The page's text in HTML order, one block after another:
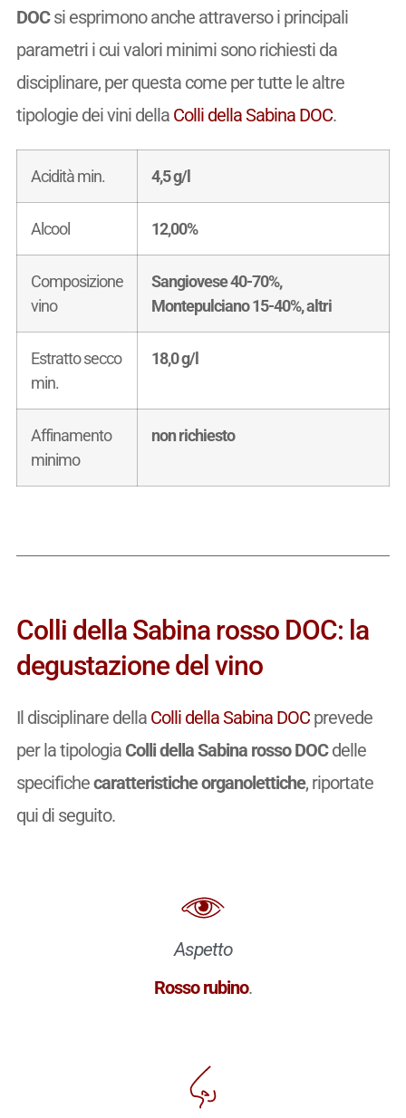
DOCsi esprimono anche attraverso i principali
parametri i cui valori minimi sono richiesti da
disciplinare, per questa come per tutte le altre
tipologie dei vini della Colli della Sabina DOC.
Acidità min. 4,5 g/l
Alcool 12,00%
Composizione
vino
Sangiovese 40-70%,
Montepulciano 15-40%, altri
Estratto secco
min.
18,0 g/l
Affinamento
minimo
non richiesto
Colli della Sabina rosso DOC: la
degustazione del vino
Il disciplinare della Colli della Sabina DOCprevede
per la tipologia Colli della Sabina rosso DOCdelle
specifichecaratteristiche organolettiche, riportate
qui di seguito.
Aspetto
Rosso rubino.